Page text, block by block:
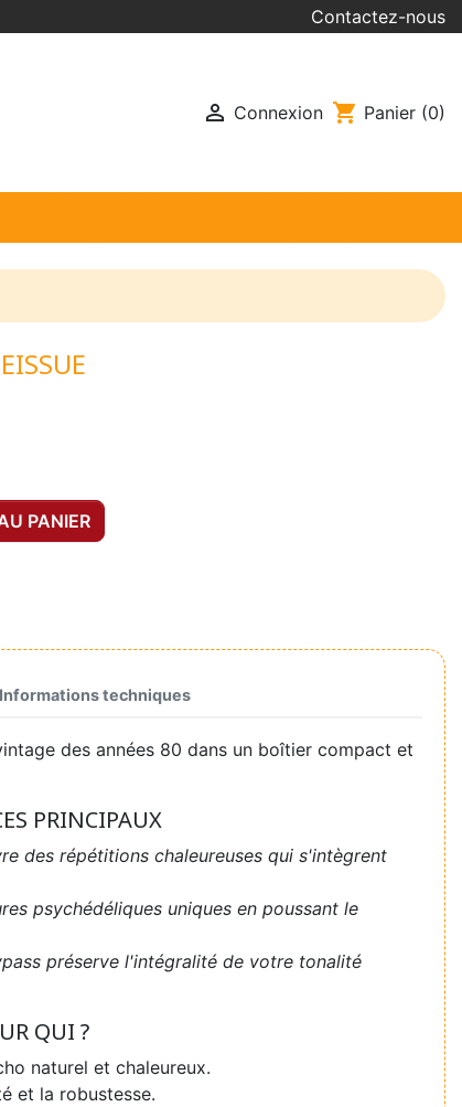
Contactez-nous
 Connexion shopping_cart Panier (0)
PANIER
Informations techniques
des années 80 dans un boîtier compact et
PRINCIPAUX
des répétitions chaleureuses qui s'intègrent
psychédéliques uniques en poussant le
préserve l'intégralité de votre tonalité
QUI ?
naturel et chaleureux.
et la robustesse.